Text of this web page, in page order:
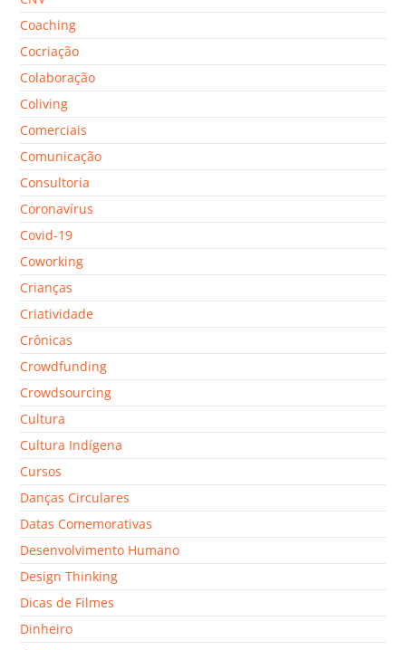
Coaching
Cocriação
Colaboração
Coliving
Comerciais
Comunicação
Consultoria
Coronavírus
Covid-19
Coworking
Crianças
Criatividade
Crônicas
Crowdfunding
Crowdsourcing
Cultura
Cultura Indígena
Cursos
Danças Circulares
Datas Comemorativas
Desenvolvimento Humano
Design Thinking
Dicas de Filmes
Dinheiro